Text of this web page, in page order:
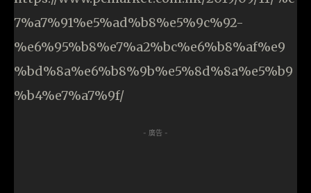
7%a7%91%e5%ad%b8%e5%9c%92-
%e6%95%b8%e7%a2%bc%e6%b8%af%e9
%bd%8a%e6%b8%9b%e5%8d%8a%e5%b9
%b4%e7%a7%9f/
- 廣告 -